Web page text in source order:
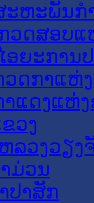
ະຫະພັນກ
ວດສອບແ
ອຍະການ
ວດກາແຫ່
າແດງແຫ່
ວງ
ລວງວຽງ
ມ່ວນ
ປາສັກ